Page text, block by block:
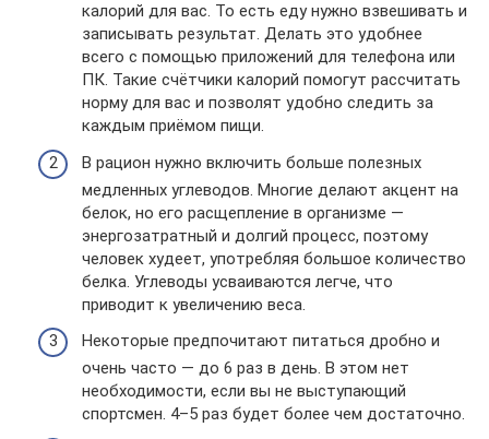
калорий для вас. То есть еду нужно взвешивать и
записывать результат. Делать это удобнее
всего с помощью приложений для телефона или
ПК. Такие счётчики калорий помогут рассчитать
норму для вас и позволят удобно следить за
каждым приёмом пищи.
В рацион нужно включить больше полезных
медленных углеводов. Многие делают акцент на
белок, но его расщепление в организме —
энергозатратный и долгий процесс, поэтому
человек худеет, употребляя большое количество
белка. Углеводы усваиваются легче, что
приводит к увеличению веса.
Некоторые предпочитают питаться дробно и
очень часто — до 6 раз в день. В этом нет
необходимости, если вы не выступающий
спортсмен. 4–5 раз будет более чем достаточно.